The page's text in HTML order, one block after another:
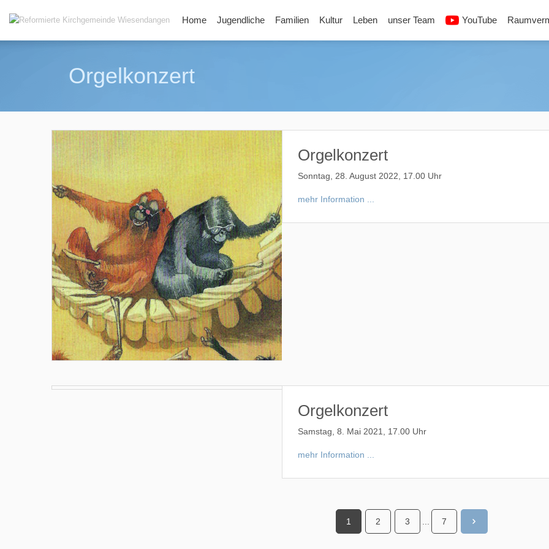
Home Jugendliche Familien Kultur Leben unser Team YouTube
Orgelkonzert
Orgelkonzert
Sonntag, 28. August 2022, 17.00 Uhr
mehr Information ...
Orgelkonzert
Samstag, 8. Mai 2021, 17.00 Uhr
mehr Information ...
1 2 3 7